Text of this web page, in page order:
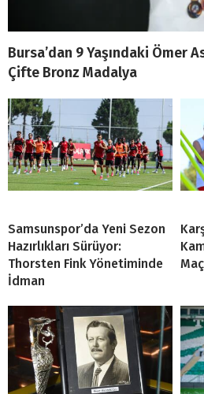
Bursa’dan 9 Yaşındaki Ömer
Çifte Bronz Madalya
Samsunspor’da Yeni Sezon
Hazırlıkları Sürüyor:
Thorsten Fink Yönetiminde
İdman